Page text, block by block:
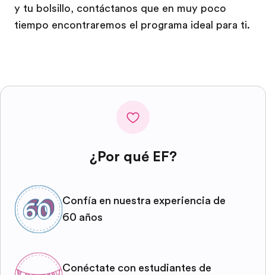
y tu bolsillo, contáctanos que en muy poco
tiempo encontraremos el programa ideal para ti.
¿Por qué EF?
Confía en nuestra experiencia de
60 años
Conéctate con estudiantes de